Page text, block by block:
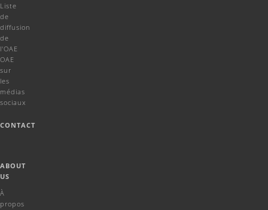
Liste
de
diffusion
de
l'OAE
OAE
sur
les
médias
sociaux
CONTACT
ABOUT
US
À
propos